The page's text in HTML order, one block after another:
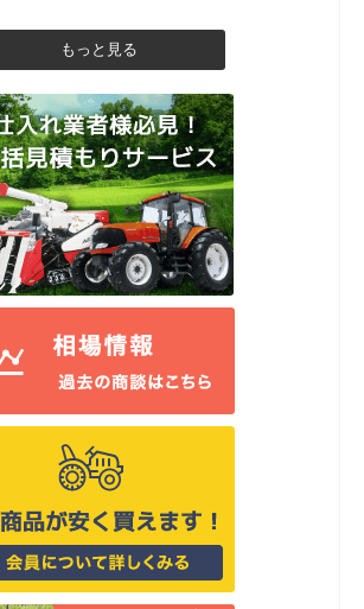
もっと見る